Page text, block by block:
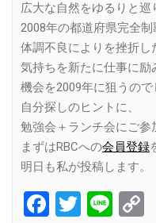
広大な自然をゆるりと巡
2008年の都道府県完全
体調不良によりを挫折し
気持ちを新たに仕事に励
機会を2009年に狙うので
自分探しのヒントに、
勉強会＋ランチ会にご参
まずはRBCへの会員登録
明日も私が投稿します。
Facebook
Twitter
Line